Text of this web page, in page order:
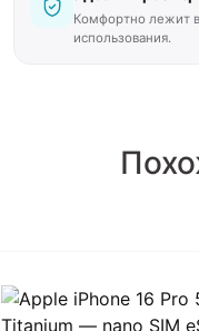
Комфортно лежит
использования.